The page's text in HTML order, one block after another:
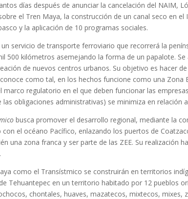
días después de anunciar la cancelación del NAIM,
el Tren Maya, la construcción de un canal seco en
y la aplicación de 10 programas sociales.
servicio de transporte ferroviario que recorrerá la
500 kilómetros asemejando la forma de un papalote.
de nuevos centros urbanos. Su objetivo es hacer
como tal, en los hechos funcione como una Zona
marco regulatorio en el que deben funcionar las
las obligaciones administrativas) se minimiza en relación
busca promover el desarrollo regional, mediante la
el océano Pacífico, enlazando los puertos de
una zona franca y ser parte de las ZEE. Su realización
como el Transístmico se construirán en territorios
Tehuantepec en un territorio habitado por 12 pueblos
chontales, huaves, mazatecos, mixtecos, mixes,